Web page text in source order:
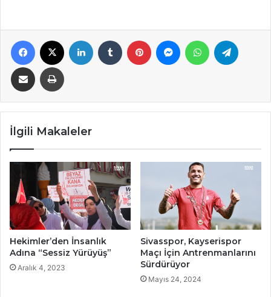
Facebook LinkedIn Tumblr Pinterest MessengerWhatsApp
E-Posta ile paylaş Yazdır
İlgili Makaleler
Hekimler’den İnsanlık
Adına “Sessiz Yürüyüş”
Aralık 4, 2023
Sivasspor, Kayserispor
Maçı İçin Antrenmanlarını
Sürdürüyor
Mayıs 24, 2024